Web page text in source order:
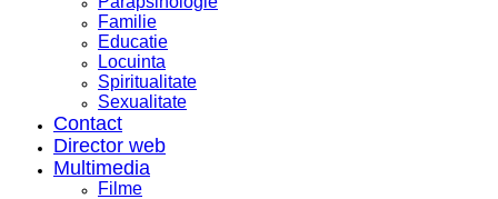
Familie
Educatie
Locuinta
Spiritualitate
Sexualitate
Contact
Director web
Multimedia
Filme